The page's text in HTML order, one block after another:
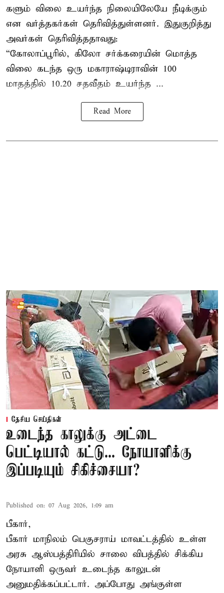
களும் விலை உயர்ந்த நிலையிலேயே நீடிக்கும்
என வர்த்தகர்கள் தெரிவித்துள்ளனர். இதுகுறித்து
அவர்கள் தெரிவித்ததாவது:
“கோலாப்பூரில், கிலோ சர்க்கரையின் மொத்த
விலை கடந்த ஒரு மகாராஷ்டிராவின் 100
மாதத்தில் 10.20 சதவீதம் உயர்ந்த ...
Read More
தேசிய செய்திகள்
உடைந்த காலுக்கு அட்டை
பெட்டியால் கட்டு... நோயாளிக்கு
இப்படியும் சிகிச்சையா?
Published on: 07 Aug 2026, 1:09 am
பீகார்,
பீகார் மாநிலம் பெகுசராய் மாவட்டத்தில் உள்ள
அரசு ஆஸ்பத்திரியில் சாலை விபத்தில் சிக்கிய
நோயாளி ஒருவர் உடைந்த காலுடன்
அனுமதிக்கப்பட்டார். அப்போது அங்குள்ள